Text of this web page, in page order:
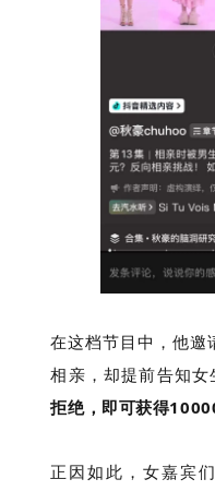
在这档节目中，他
相亲，却提前告知
拒绝，即可获得
正因如此，女嘉宾